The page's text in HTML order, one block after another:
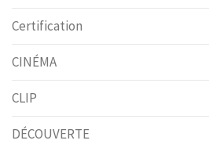
Certification
CINÉMA
CLIP
DÉCOUVERTE